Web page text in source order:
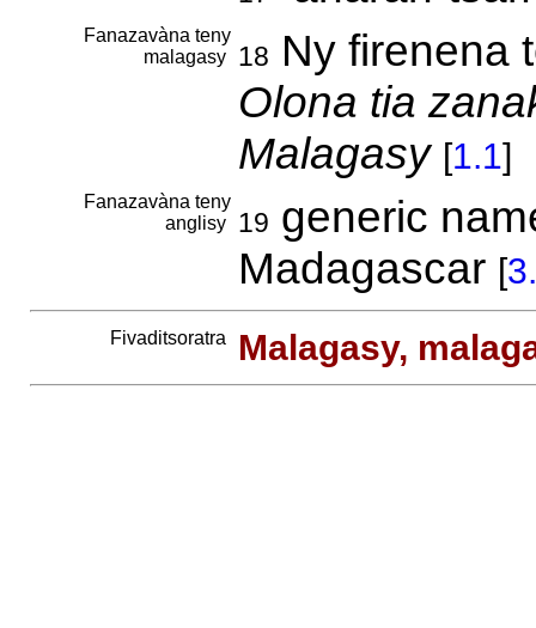
Fanazavàna teny
malagasy
18 Ny firenena
Olona tia
Malagasy [1.1]
Fanazavàna teny
anglisy
19 generic
Madagascar [
Fivaditsoratra Malagasy,